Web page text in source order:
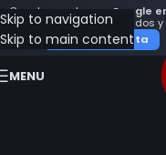
Crea tu cuenta con Google
seguimiento de tus pedidos
Crear mi cuenta
Skip to navigation
Skip to main content
MENU